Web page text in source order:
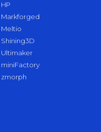
HP
Markforged
Meltio
Shining3D
Ultimaker
miniFactory
zmorph